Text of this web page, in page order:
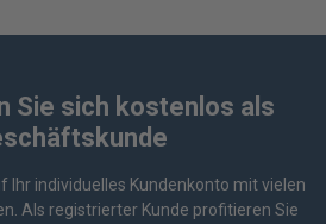
Sie sich kostenlos als
Ihr individuelles Kundenkonto mit vielen
Als registrierter Kunde profitieren Sie